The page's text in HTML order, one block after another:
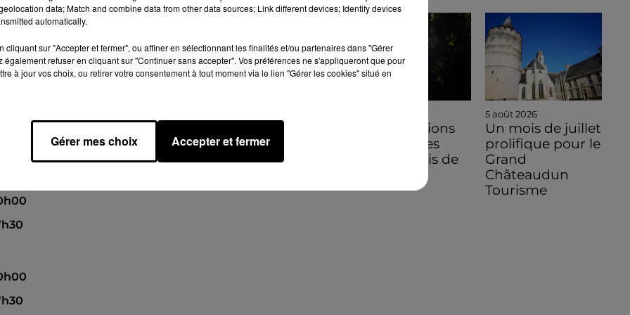
Des conditions
hors normes
pour le mois de
juillet 2026
5 août 2026
Un mois de juillet
prolifique pour le
Grand
Châteaudun
Tourisme
data; Match and combine data from other data sources; Link different devices; Identify devices
automatically.
cliquant sur "Accepter et fermer", ou affiner en sélectionnant les finalités et/ou partenaires dans "Gérer
également refuser en cliquant sur "Continuer sans accepter". Vos préférences ne s'appliqueront que pour
à jour vos choix, ou retirer votre consentement à tout moment via le lien "Gérer les cookies" situé en
Gérer mes choix Accepter et fermer